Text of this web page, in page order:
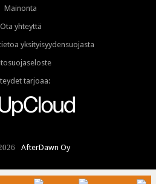
Mainonta
Ota yhteyttä
yksityisyydensuojasta
tarjoaa:
AfterDawn Oy